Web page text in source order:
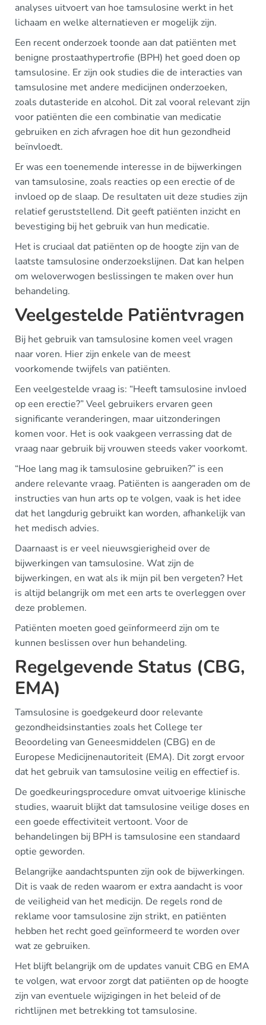
analyses uitvoert van hoe tamsulosine werkt in het
lichaam en welke alternatieven er mogelijk zijn.
Een recent onderzoek toonde aan dat patiënten met
benigne prostaathypertrofie (BPH) het goed doen op
tamsulosine. Er zijn ook studies die de interacties van
tamsulosine met andere medicijnen onderzoeken,
zoals dutasteride en alcohol. Dit zal vooral relevant zijn
voor patiënten die een combinatie van medicatie
gebruiken en zich afvragen hoe dit hun gezondheid
beïnvloedt.
Er was een toenemende interesse in de bijwerkingen
van tamsulosine, zoals reacties op een erectie of de
invloed op de slaap. De resultaten uit deze studies zijn
relatief geruststellend. Dit geeft patiënten inzicht en
bevestiging bij het gebruik van hun medicatie.
Het is cruciaal dat patiënten op de hoogte zijn van de
laatste tamsulosine onderzoekslijnen. Dat kan helpen
om weloverwogen beslissingen te maken over hun
behandeling.
Veelgestelde Patiëntvragen
Bij het gebruik van tamsulosine komen veel vragen
naar voren. Hier zijn enkele van de meest
voorkomende twijfels van patiënten.
Een veelgestelde vraag is: “Heeft tamsulosine invloed
op een erectie?” Veel gebruikers ervaren geen
significante veranderingen, maar uitzonderingen
komen voor. Het is ook vaakgeen verrassing dat de
vraag naar gebruik bij vrouwen steeds vaker voorkomt.
“Hoe lang mag ik tamsulosine gebruiken?” is een
andere relevante vraag. Patiënten is aangeraden om de
instructies van hun arts op te volgen, vaak is het idee
dat het langdurig gebruikt kan worden, afhankelijk van
het medisch advies.
Daarnaast is er veel nieuwsgierigheid over de
bijwerkingen van tamsulosine. Wat zijn de
bijwerkingen, en wat als ik mijn pil ben vergeten? Het
is altijd belangrijk om met een arts te overleggen over
deze problemen.
Patiënten moeten goed geïnformeerd zijn om te
kunnen beslissen over hun behandeling.
Regelgevende Status (CBG,
EMA)
Tamsulosine is goedgekeurd door relevante
gezondheidsinstanties zoals het College ter
Beoordeling van Geneesmiddelen (CBG) en de
Europese Medicijnenautoriteit (EMA). Dit zorgt ervoor
dat het gebruik van tamsulosine veilig en effectief is.
De goedkeuringsprocedure omvat uitvoerige klinische
studies, waaruit blijkt dat tamsulosine veilige doses en
een goede effectiviteit vertoont. Voor de
behandelingen bij BPH is tamsulosine een standaard
optie geworden.
Belangrijke aandachtspunten zijn ook de bijwerkingen.
Dit is vaak de reden waarom er extra aandacht is voor
de veiligheid van het medicijn. De regels rond de
reklame voor tamsulosine zijn strikt, en patiënten
hebben het recht goed geïnformeerd te worden over
wat ze gebruiken.
Het blijft belangrijk om de updates vanuit CBG en EMA
te volgen, wat ervoor zorgt dat patiënten op de hoogte
zijn van eventuele wijzigingen in het beleid of de
richtlijnen met betrekking tot tamsulosine.